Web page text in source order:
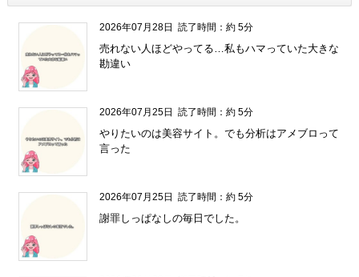
2026年07月28日 読了時間：約 5分
売れない人ほどやってる…私もハマっていた大きな
勘違い
2026年07月25日 読了時間：約 5分
やりたいのは美容サイト。でも分析はアメブロって
言った
2026年07月25日 読了時間：約 5分
謝罪しっぱなしの毎日でした。